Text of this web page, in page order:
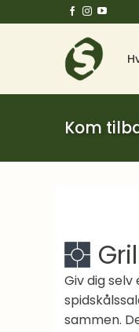
til
Kom
Giv dig
sammen.